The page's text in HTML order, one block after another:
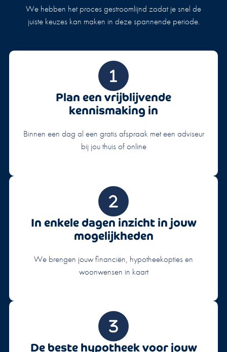
We hebben het proces gestroomlijnd zodat je snel de
juiste keuzes kan maken in deze spannende periode.
Plan een vrijblijvende
kennismaking in
Binnen een dag al een gratis afspraak met een adviseur
bij jou thuis of online
In enkele dagen inzicht in jouw
mogelijkheden
We brengen jouw financiën, hypotheekopties en
woonwensen in kaart
De beste hypotheek voor jouw